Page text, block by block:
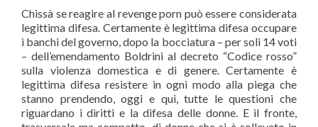
Chissà se reagire al revenge porn può essere considerata
legittima difesa. Certamente è legittima difesa occupare
i banchi del governo, dopo la bocciatura – per soli 14 voti
– dell’emendamento Boldrini al decreto “Codice rosso”
sulla violenza domestica e di genere. Certamente è
legittima difesa resistere in ogni modo alla piega che
stanno prendendo, oggi e qui, tutte le questioni che
riguardano i diritti e la difesa delle donne. E il fronte,